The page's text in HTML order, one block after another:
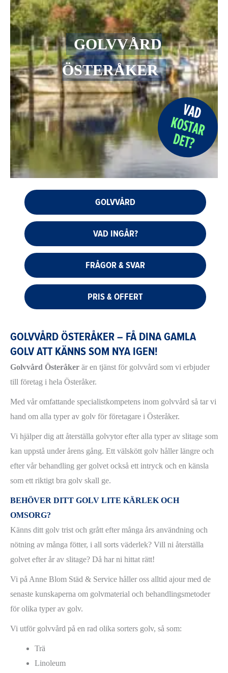
GOLVVÅRD
ÖSTERÅKER
GOLVVÅRD
VAD INGÅR?
FRÅGOR & SVAR
PRIS & OFFERT
GOLVVÅRD ÖSTERÅKER – FÅ DINA GAMLA
GOLV ATT KÄNNS SOM NYA IGEN!
Golvvård Österåker är en tjänst för golvvård som vi erbjuder
till företag i hela Österåker.
Med vår omfattande specialistkompetens inom golvvård så tar vi
hand om alla typer av golv för företagare i Österåker.
Vi hjälper dig att återställa golvytor efter alla typer av slitage som
kan uppstå under årens gång. Ett välskött golv håller längre och
efter vår behandling ger golvet också ett intryck och en känsla
som ett riktigt bra golv skall ge.
BEHÖVER DITT GOLV LITE KÄRLEK OCH
OMSORG?
Känns ditt golv trist och grått efter många års användning och
nötning av många fötter, i all sorts väderlek? Vill ni återställa
golvet efter år av slitage? Då har ni hittat rätt!
Vi på Anne Blom Städ & Service håller oss alltid ajour med de
senaste kunskaperna om golvmaterial och behandlingsmetoder
för olika typer av golv.
Vi utför golvvård på en rad olika sorters golv, så som:
Trä
Linoleum